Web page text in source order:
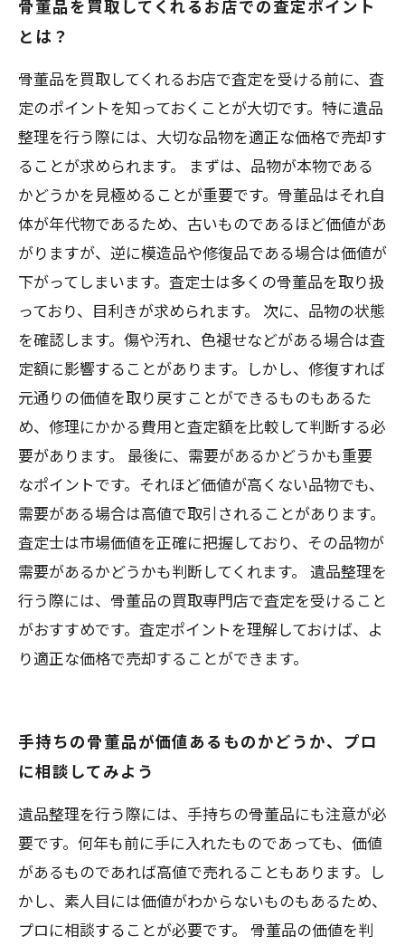
骨董品を買取してくれるお店での査定ポイント
とは？
骨董品を買取してくれるお店で査定を受ける前に、査
定のポイントを知っておくことが大切です。特に遺品
整理を行う際には、大切な品物を適正な価格で売却す
ることが求められます。 まずは、品物が本物である
かどうかを見極めることが重要です。骨董品はそれ自
体が年代物であるため、古いものであるほど価値があ
がりますが、逆に模造品や修復品である場合は価値が
下がってしまいます。査定士は多くの骨董品を取り扱
っており、目利きが求められます。 次に、品物の状態
を確認します。傷や汚れ、色褪せなどがある場合は査
定額に影響することがあります。しかし、修復すれば
元通りの価値を取り戻すことができるものもあるた
め、修理にかかる費用と査定額を比較して判断する必
要があります。 最後に、需要があるかどうかも重要
なポイントです。それほど価値が高くない品物でも、
需要がある場合は高値で取引されることがあります。
査定士は市場価値を正確に把握しており、その品物が
需要があるかどうかも判断してくれます。 遺品整理を
行う際には、骨董品の買取専門店で査定を受けること
がおすすめです。査定ポイントを理解しておけば、よ
り適正な価格で売却することができます。
手持ちの骨董品が価値あるものかどうか、プロ
に相談してみよう
遺品整理を行う際には、手持ちの骨董品にも注意が必
要です。何年も前に手に入れたものであっても、価値
があるものであれば高値で売れることもあります。し
かし、素人目には価値がわからないものもあるため、
プロに相談することが必要です。 骨董品の価値を判